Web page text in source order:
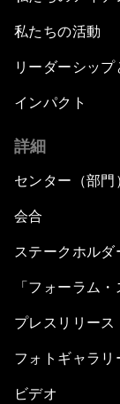
私たちの活動
リーダーシッ
インパクト
詳細
センター（部門
会合
ステークホルダ
「フォーラム・
プレスリリース
フォトギャラリ
ビデオ